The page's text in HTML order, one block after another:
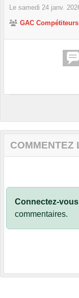
Le samedi 24 janv.
GAC Compétiteurs
COMMENTEZ
Connectez-vous
commentaires.